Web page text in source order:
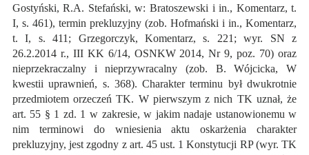
Gostyński, R.A. Stefański, w: Bratoszewski i in., Komentarz, t.
I, s. 461), termin prekluzyjny (zob. Hofmański i in., Komentarz,
t. I, s. 411; Grzegorczyk, Komentarz, s. 221; wyr. SN z
26.2.2014 r., III KK 6/14, OSNKW 2014, Nr 9, poz. 70) oraz
nieprzekraczalny i nieprzywracalny (zob. B. Wójcicka, W
kwestii uprawnień, s. 368). Charakter terminu był dwukrotnie
przedmiotem orzeczeń TK. W pierwszym z nich TK uznał, że
art. 55 § 1 zd. 1 w zakresie, w jakim nadaje ustanowionemu w
nim terminowi do wniesienia aktu oskarżenia charakter
prekluzyjny, jest zgodny z art. 45 ust. 1 Konstytucji RP (wyr. TK